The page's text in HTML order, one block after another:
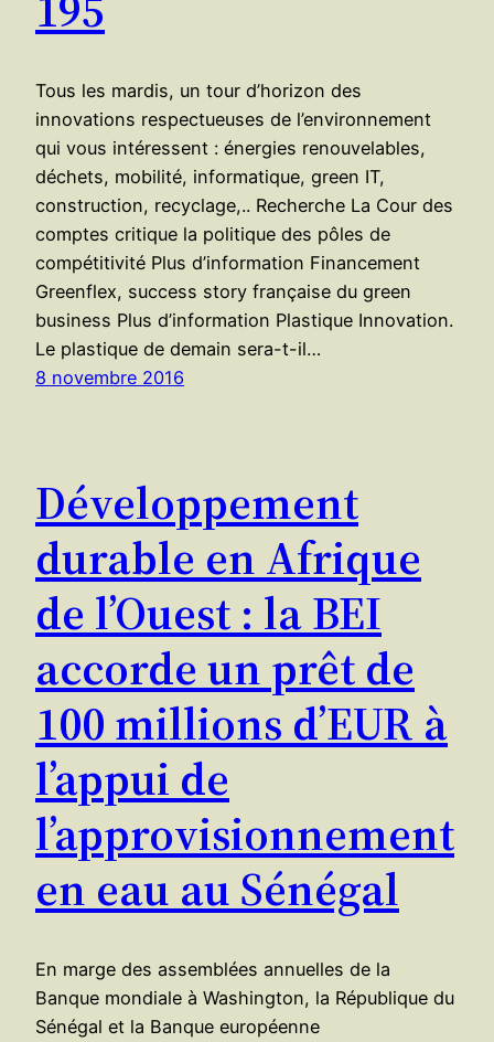
Tous les mardis, un tour d’horizon des
innovations respectueuses de l’environnement
qui vous intéressent : énergies renouvelables,
déchets, mobilité, informatique, green IT,
construction, recyclage,.. Recherche La Cour des
comptes critique la politique des pôles de
compétitivité Plus d’information Financement
Greenflex, success story française du green
business Plus d’information Plastique Innovation.
Le plastique de demain sera-t-il…
8 novembre 2016
Développement
durable en Afrique
de l’Ouest : la BEI
accorde un prêt de
100 millions d’EUR à
l’appui de
l’approvisionnement
en eau au Sénégal
En marge des assemblées annuelles de la
Banque mondiale à Washington, la République du
Sénégal et la Banque européenne